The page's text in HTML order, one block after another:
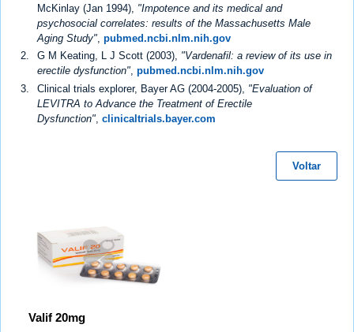
McKinlay (Jan 1994), "Impotence and its medical and
psychosocial correlates: results of the Massachusetts Male
Aging Study" pubmed.ncbi.nlm.nih.gov
G M Keating, L J Scott (2003), "Vardenafil: a review of its use in
erectile dysfunction", pubmed.ncbi.nlm.nih.gov
Clinical trials explorer, Bayer AG (2004-2005), "Evaluation of
LEVITRA to Advance the Treatment of Erectile
Dysfunction", clinicaltrials.bayer.com
Voltar
Valif 20mg